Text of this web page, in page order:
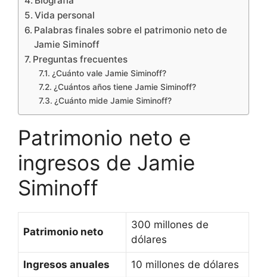
Vida personal
Palabras finales sobre el patrimonio neto de
Jamie Siminoff
Preguntas frecuentes
¿Cuánto vale Jamie Siminoff?
¿Cuántos años tiene Jamie Siminoff?
¿Cuánto mide Jamie Siminoff?
Patrimonio neto e
ingresos de Jamie
Siminoff
Patrimonio neto
300 millones de
dólares
Ingresos anuales 10 millones de dólares